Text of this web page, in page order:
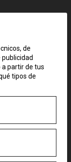
Veronés
de
partir de tus
tipos de